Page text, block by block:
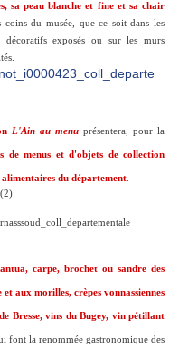
sa peau blanche et fine et sa chair
coins du musée, que ce soit dans les
exposés ou sur les murs
L'Ain au menu présentera, pour la
de menus et d'objets de collection
du département
carpe, brochet ou sandre des
aux morilles, crèpes vonnassiennes
Bresse, vins du Bugey, vin pétillant
font la renommée gastronomique des